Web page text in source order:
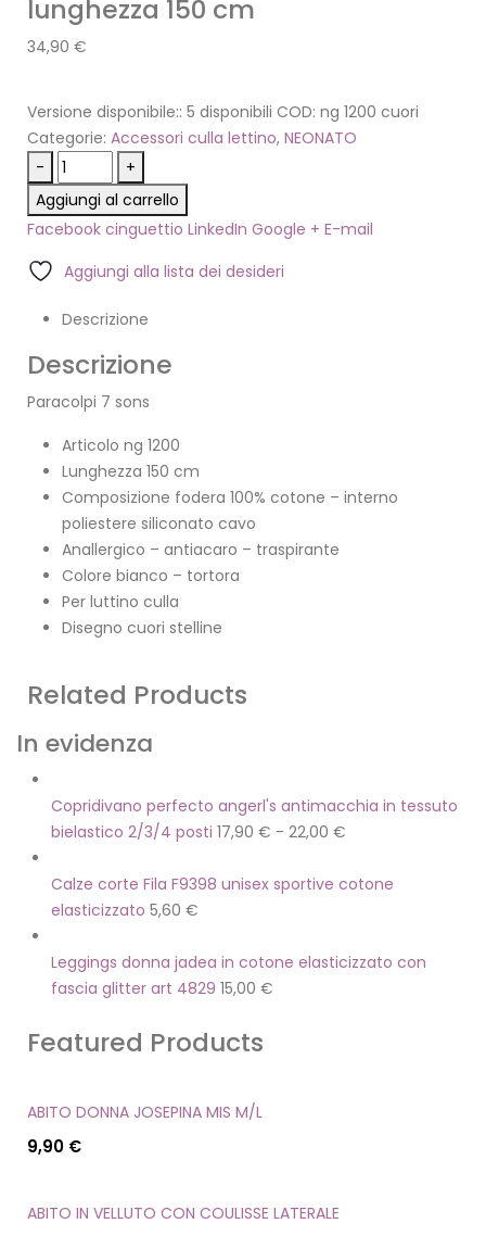
lunghezza 150 cm
34,90 €
Versione disponibile:: 5 disponibili COD: ng 1200 cuori
Categorie: Accessori culla lettino, NEONATO
-
+
Aggiungi al carrello
Facebook cinguettio LinkedIn Google + E-mail
Aggiungi alla lista dei desideri
Descrizione
Descrizione
Paracolpi 7 sons
Articolo ng 1200
Lunghezza 150 cm
Composizione fodera 100% cotone – interno
poliestere siliconato cavo
Anallergico – antiacaro – traspirante
Colore bianco – tortora
Per luttino culla
Disegno cuori stelline
Related Products
In evidenza
Copridivano perfecto angerl's antimacchia in tessuto
bielastico 2/3/4 posti 17,90 € - 22,00 €
Calze corte Fila F9398 unisex sportive cotone
elasticizzato 5,60 €
Leggings donna jadea in cotone elasticizzato con
fascia glitter art 4829 15,00 €
Featured Products
ABITO DONNA JOSEPINA MIS M/L
9,90 €
ABITO IN VELLUTO CON COULISSE LATERALE